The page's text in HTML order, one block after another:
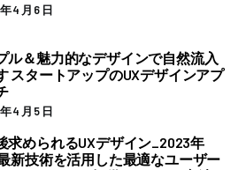
4月6日
ル＆魅力的なデザインで自然流入
スタートアップのUXデザインアプ
4月5日
求められるUXデザイン_2023年
新技術を活用した最適なユーザー